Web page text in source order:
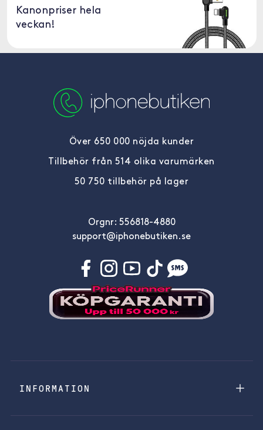
Kanonpriser hela
veckan!
Över 650 000 nöjda kunder
Tillbehör från 514 olika varumärken
50 750 tillbehör på lager
Orgnr: 556818-4880
support@iphonebutiken.se
INFORMATION